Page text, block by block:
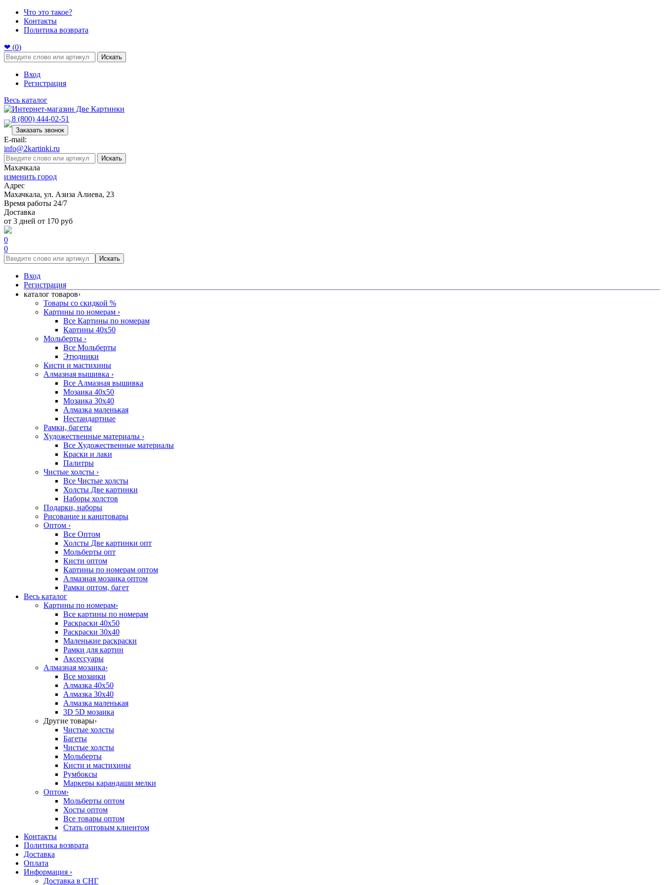
Что это такое?
Контакты
Политика возврата
❤ (0)
Искать
Вход
Регистрация
Весь каталог
8 (800) 444-02-51
Заказать звонок
E-mail:
info@2kartinki.ru
Искать
Махачкала
изменить город
Адрес
Махачкала, ул. Азиза Алиева, 23
Время работы 24/7
Доставка
от 3 дней от 170 руб
0
0
Искать
Вход
Регистрация
каталог товаров›
Товары со скидкой %
Картины по номерам ›
Все Картины по номерам
Картины 40x50
Мольберты ›
Все Мольберты
Этюдники
Кисти и мастихины
Алмазная вышивка ›
Все Алмазная вышивка
Мозаика 40x50
Мозаика 30x40
Алмазка маленькая
Нестандартные
Рамки, багеты
Художественные материалы ›
Все Художественные материалы
Краски и лаки
Палитры
Чистые холсты ›
Все Чистые холсты
Холсты Две картинки
Наборы холстов
Подарки, наборы
Рисование и канцтовары
Оптом ›
Все Оптом
Холсты Две картинки опт
Мольберты опт
Кисти оптом
Картины по номерам оптом
Алмазная мозаика оптом
Рамки оптом, багет
Весь каталог
Картины по номерам›
Все картины по номерам
Раскраски 40х50
Раскраски 30х40
Маленькие раскраски
Рамки для картин
Аксессуары
Алмазная мозаика›
Все мозаики
Алмазка 40х50
Алмазка 30х40
Алмазка маленькая
3D 5D мозаика
Другие товары›
Чистые холсты
Багеты
Чистые холсты
Мольберты
Кисти и мастихины
Румбоксы
Маркеры карандаши мелки
Оптом›
Мольберты оптом
Хосты оптом
Все товары оптом
Стать оптовым клиентом
Контакты
Политика возврата
Доставка
Оплата
Информация ›
Доставка в СНГ